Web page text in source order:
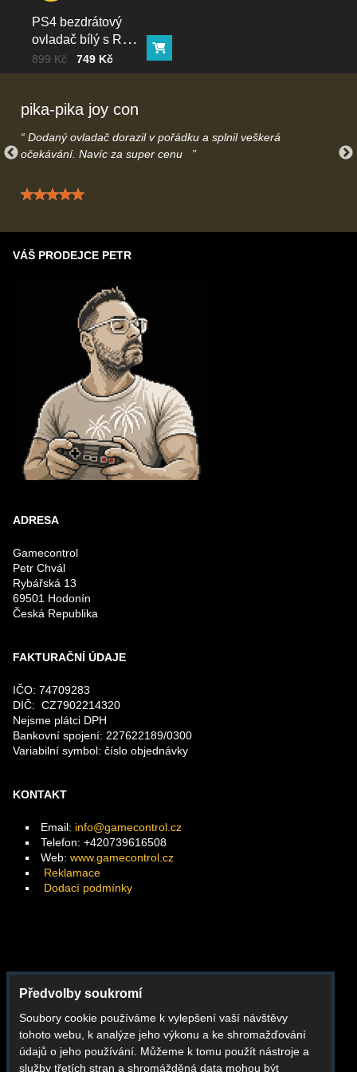
doručení. Pokud termín nebude náhodou vyhovovat je možné
jednoduše objednávku přes e-mail/telefonicky stornovat.
Máte otázky ohledně dodání? Kontaktujte nás na
info@gamecontrol.cz
PS4 bezdrátový
ovladač bílý s RGB
podsvícením
Cena bez DPH
749 Kč
Před slevou:
899 Kč Do košíku
pika-pika joy con
Dodaný ovladač dorazil v pořádku a splnil veškerá
očekávání. Navíc za super cenu
Hodnocení: 5 / 5
VÁŠ PRODEJCE PETR
ADRESA
Gamecontrol
Petr Chvál
Rybářská 13
69501 Hodonín
Česká Republika
FAKTURAČNÍ ÚDAJE
IČO: 74709283
DIČ: CZ7902214320
Nejsme plátci DPH
Bankovní spojení: 227622189/0300
Variabilní symbol: číslo objednávky
KONTAKT
Email: info@gamecontrol.cz
Telefon: +420739616508
Web: www.gamecontrol.cz
Reklamace
Dodací podmínky
Instagram
Youtube
Whatsapp
Předvolby soukromí
Soubory cookie používáme k vylepšení vaší návštěvy
tohoto webu, k analýze jeho výkonu a ke shromažďování
údajů o jeho používání. Můžeme k tomu použít nástroje a
služby třetích stran a shromážděná data mohou být